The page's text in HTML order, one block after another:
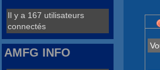
Il y a 167 utilisateurs
connectés
AMFG INFO